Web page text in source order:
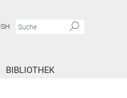
BIBLIOTHEK